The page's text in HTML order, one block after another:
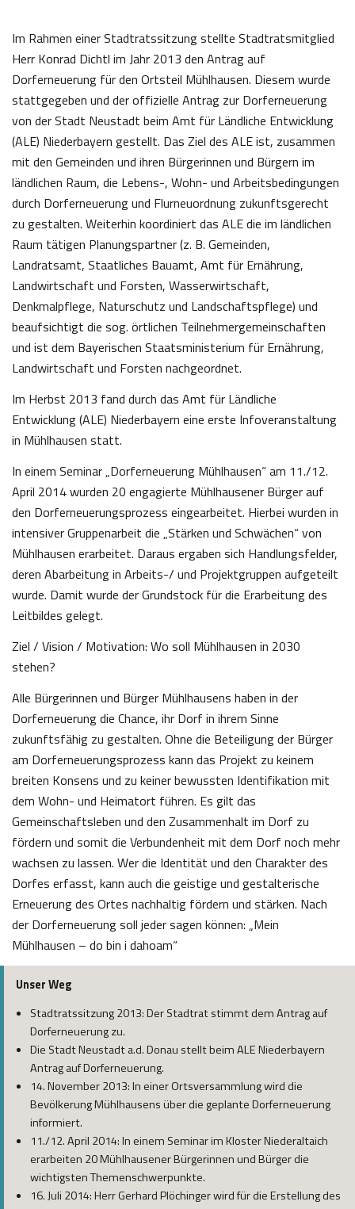
Im Rahmen einer Stadtratssitzung stellte Stadtratsmitglied
Herr Konrad Dichtl im Jahr 2013 den Antrag auf
Dorferneuerung für den Ortsteil Mühlhausen. Diesem wurde
stattgegeben und der offizielle Antrag zur Dorferneuerung
von der Stadt Neustadt beim Amt für Ländliche Entwicklung
(ALE) Niederbayern gestellt. Das Ziel des ALE ist, zusammen
mit den Gemeinden und ihren Bürgerinnen und Bürgern im
ländlichen Raum, die Lebens-, Wohn- und Arbeitsbedingungen
durch Dorferneuerung und Flurneuordnung zukunftsgerecht
zu gestalten. Weiterhin koordiniert das ALE die im ländlichen
Raum tätigen Planungspartner (z. B. Gemeinden,
Landratsamt, Staatliches Bauamt, Amt für Ernährung,
Landwirtschaft und Forsten, Wasserwirtschaft,
Denkmalpflege, Naturschutz und Landschaftspflege) und
beaufsichtigt die sog. örtlichen Teilnehmergemeinschaften
und ist dem Bayerischen Staatsministerium für Ernährung,
Landwirtschaft und Forsten nachgeordnet.
Im Herbst 2013 fand durch das Amt für Ländliche
Entwicklung (ALE) Niederbayern eine erste Infoveranstaltung
in Mühlhausen statt.
In einem Seminar „Dorferneuerung Mühlhausen“ am 11./12.
April 2014 wurden 20 engagierte Mühlhausener Bürger auf
den Dorferneuerungsprozess eingearbeitet. Hierbei wurden in
intensiver Gruppenarbeit die „Stärken und Schwächen“ von
Mühlhausen erarbeitet. Daraus ergaben sich Handlungsfelder,
deren Abarbeitung in Arbeits-/ und Projektgruppen aufgeteilt
wurde. Damit wurde der Grundstock für die Erarbeitung des
Leitbildes gelegt.
Ziel / Vision / Motivation: Wo soll Mühlhausen in 2030
stehen?
Alle Bürgerinnen und Bürger Mühlhausens haben in der
Dorferneuerung die Chance, ihr Dorf in ihrem Sinne
zukunftsfähig zu gestalten. Ohne die Beteiligung der Bürger
am Dorferneuerungsprozess kann das Projekt zu keinem
breiten Konsens und zu keiner bewussten Identifikation mit
dem Wohn- und Heimatort führen. Es gilt das
Gemeinschaftsleben und den Zusammenhalt im Dorf zu
fördern und somit die Verbundenheit mit dem Dorf noch mehr
wachsen zu lassen. Wer die Identität und den Charakter des
Dorfes erfasst, kann auch die geistige und gestalterische
Erneuerung des Ortes nachhaltig fördern und stärken. Nach
der Dorferneuerung soll jeder sagen können: „Mein
Mühlhausen – do bin i dahoam“
Unser Weg
Stadtratssitzung 2013: Der Stadtrat stimmt dem Antrag auf
Dorferneuerung zu.
Die Stadt Neustadt a.d. Donau stellt beim ALE Niederbayern
Antrag auf Dorferneuerung.
14. November 2013: In einer Ortsversammlung wird die
Bevölkerung Mühlhausens über die geplante Dorferneuerung
informiert.
11./12. April 2014: In einem Seminar im Kloster Niederaltaich
erarbeiten 20 Mühlhausener Bürgerinnen und Bürger die
wichtigsten Themenschwerpunkte.
16. Juli 2014: Herr Gerhard Plöchinger wird für die Erstellung des